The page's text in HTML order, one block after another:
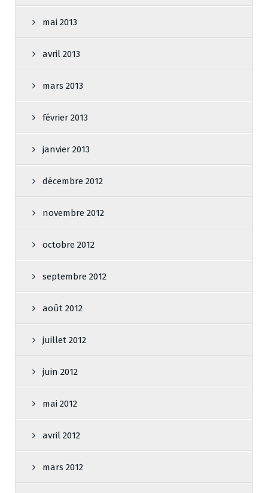
mai 2013
avril 2013
mars 2013
février 2013
janvier 2013
décembre 2012
novembre 2012
octobre 2012
septembre 2012
août 2012
juillet 2012
juin 2012
mai 2012
avril 2012
mars 2012